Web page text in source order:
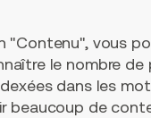
"Contenu", vous
le nombre de
dans les
beaucoup de